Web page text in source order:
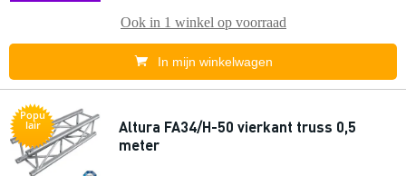
Ook in 1 winkel op voorraad
In mijn winkelwagen
Popu
lair
Altura FA34/H-50 vierkant truss 0,5
meter